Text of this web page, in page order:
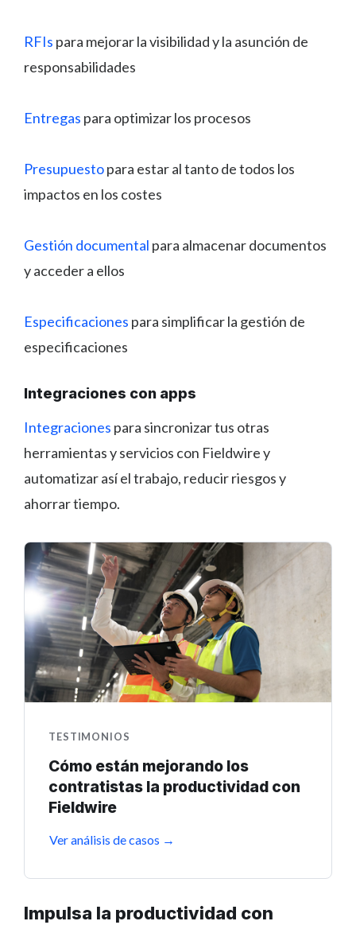
RFIs para mejorar la visibilidad y la asunción de
responsabilidades
Entregas para optimizar los procesos
Presupuestopara estar al tanto de todos los
impactos en los costes
Gestión documental para almacenar documentos
y acceder a ellos
Especificaciones para simplificar la gestión de
especificaciones
Integraciones con apps
Integraciones para sincronizar tus otras
herramientas y servicios con Fieldwire y
automatizar así el trabajo, reducir riesgos y
ahorrar tiempo.
TESTIMONIOS
Cómo están mejorando los
contratistas la productividad con
Fieldwire
Ver análisis de casos →
Impulsa la productividad con